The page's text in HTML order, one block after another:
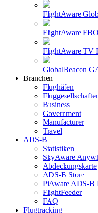
FlightAware
FlightAware
FlightAware TV
GlobalBeacon
Branchen
Flughäfen
Business
Government
Manufacturer
Travel
ADS-B
Statistiken
SkyAware
Abdeckungskarte
ADS-B Store
PiAware ADS-B
FlightFeeder
FAQ
Flugtracking